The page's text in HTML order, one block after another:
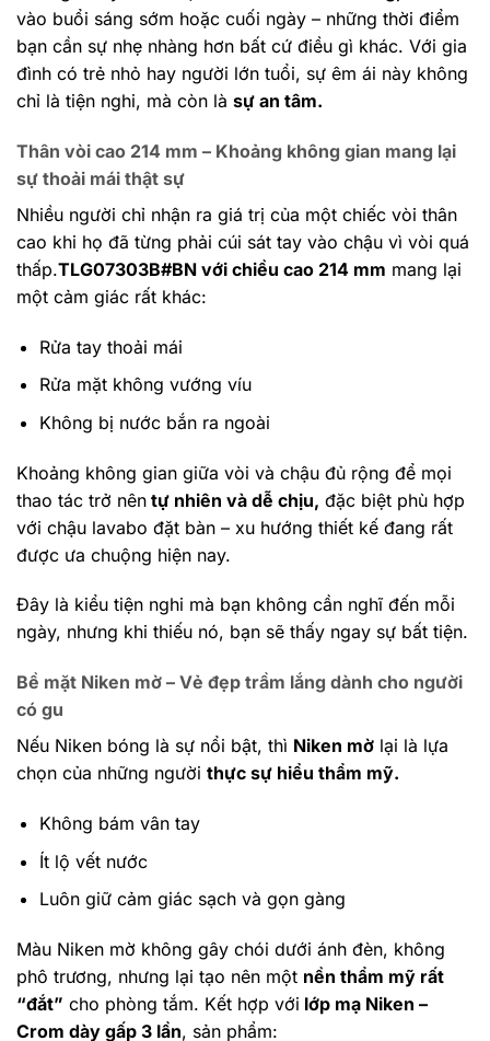
vào buổi sáng sớm hoặc cuối ngày – những thời điểm
bạn cần sự nhẹ nhàng hơn bất cứ điều gì khác. Với gia
đình có trẻ nhỏ hay người lớn tuổi, sự êm ái này không
chỉ là tiện nghi, mà còn là sự an tâm.
Thân vòi cao 214 mm – Khoảng không gian mang lại
sự thoải mái thật sự
Nhiều người chỉ nhận ra giá trị của một chiếc vòi thân
cao khi họ đã từng phải cúi sát tay vào chậu vì vòi quá
thấp.TLG07303B#BN với chiều cao 214 mm mang lại
một cảm giác rất khác:
Rửa tay thoải mái
Rửa mặt không vướng víu
Không bị nước bắn ra ngoài
Khoảng không gian giữa vòi và chậu đủ rộng để mọi
thao tác trở nên tự nhiên và dễ chịu, đặc biệt phù hợp
với chậu lavabo đặt bàn – xu hướng thiết kế đang rất
được ưa chuộng hiện nay.
Đây là kiểu tiện nghi mà bạn không cần nghĩ đến mỗi
ngày, nhưng khi thiếu nó, bạn sẽ thấy ngay sự bất tiện.
Bề mặt Niken mờ – Vẻ đẹp trầm lắng dành cho người
có gu
Nếu Niken bóng là sự nổi bật, thì Niken mờ lại là lựa
chọn của những người thực sự hiểu thẩm mỹ.
Không bám vân tay
Ít lộ vết nước
Luôn giữ cảm giác sạch và gọn gàng
Màu Niken mờ không gây chói dưới ánh đèn, không
phô trương, nhưng lại tạo nên một nền thẩm mỹ rất
“đắt” cho phòng tắm. Kết hợp với lớp mạ Niken –
Crom dày gấp 3 lần, sản phẩm: